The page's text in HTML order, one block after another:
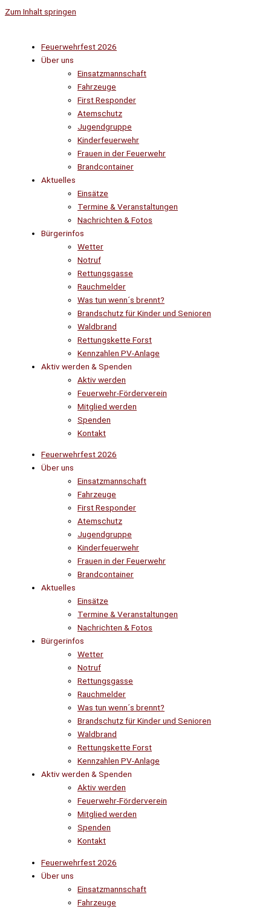
Zum Inhalt springen
Feuerwehrfest 2026
Über uns
Einsatzmannschaft
Fahrzeuge
First Responder
Atemschutz
Jugendgruppe
Kinderfeuerwehr
Frauen in der Feuerwehr
Brandcontainer
Aktuelles
Einsätze
Termine & Veranstaltungen
Nachrichten & Fotos
Bürgerinfos
Wetter
Notruf
Rettungsgasse
Rauchmelder
Was tun wenn´s brennt?
Brandschutz für Kinder und Senioren
Waldbrand
Rettungskette Forst
Kennzahlen PV-Anlage
Aktiv werden & Spenden
Aktiv werden
Feuerwehr-Förderverein
Mitglied werden
Spenden
Kontakt
Feuerwehrfest 2026
Über uns
Einsatzmannschaft
Fahrzeuge
First Responder
Atemschutz
Jugendgruppe
Kinderfeuerwehr
Frauen in der Feuerwehr
Brandcontainer
Aktuelles
Einsätze
Termine & Veranstaltungen
Nachrichten & Fotos
Bürgerinfos
Wetter
Notruf
Rettungsgasse
Rauchmelder
Was tun wenn´s brennt?
Brandschutz für Kinder und Senioren
Waldbrand
Rettungskette Forst
Kennzahlen PV-Anlage
Aktiv werden & Spenden
Aktiv werden
Feuerwehr-Förderverein
Mitglied werden
Spenden
Kontakt
Feuerwehrfest 2026
Über uns
Einsatzmannschaft
Fahrzeuge